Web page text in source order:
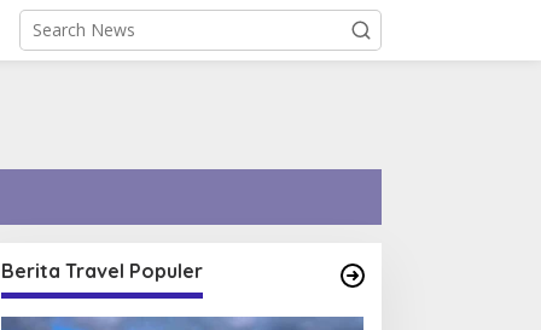
Berita Travel Populer